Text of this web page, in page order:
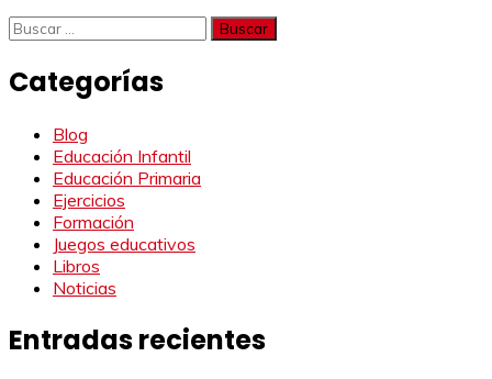
Buscar:
Categorías
Blog
Educación Infantil
Educación Primaria
Ejercicios
Formación
Juegos educativos
Libros
Noticias
Entradas recientes